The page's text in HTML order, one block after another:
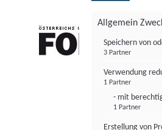
Allgemein
Speichern von
3 Partner
Verwendung
1 Partner
- mit
1 Partner
Erstellung von
FONDS professionell